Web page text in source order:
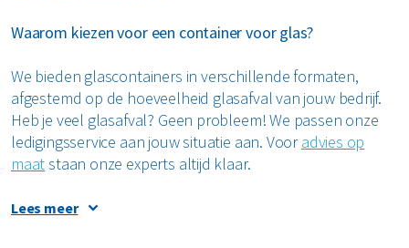
Waarom kiezen voor een container voor glas?
We bieden glascontainers in verschillende formaten,
afgestemd op de hoeveelheid glasafval van jouw bedrijf.
Heb je veel glasafval? Geen probleem! We passen onze
ledigingsservice aan jouw situatie aan. Vooradvies op
maatstaan onze experts altijd klaar.
Lees meer